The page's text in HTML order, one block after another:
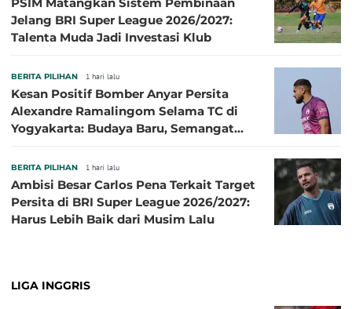
Jelang BRI Super League 2026/2027:
Talenta Muda Jadi Investasi Klub
BERITA PILIHAN 1 hari lalu
Kesan Positif Bomber Anyar Persita
Alexandre Ramalingom Selama TC di
Yogyakarta: Budaya Baru, Semangat
BERITA PILIHAN 1 hari lalu
Ambisi Besar Carlos Pena Terkait Target
Persita di BRI Super League 2026/2027:
Harus Lebih Baik dari Musim Lalu
LIGA INGGRIS